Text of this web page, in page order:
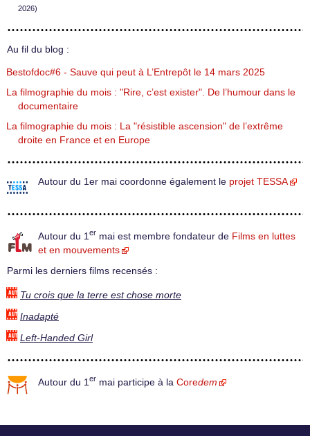
2026)
Au fil du blog :
Bestofdoc#6 - Sauve qui peut à L’Entrepôt le 14 mars 2025
La filmographie du mois : "Rire, c’est exister". De l’humour dans le
documentaire
La filmographie du mois : La "résistible ascension" de l’extrême
droite en France et en Europe
Autour du 1er mai coordonne également le projet TESSA
Autour du 1 er mai est membre fondateur de Films en luttes
et en mouvements
Parmi les derniers films recensés :
Tu crois que la terre est chose morte
Inadapté
Left-Handed Girl
Autour du 1 er mai participe à la Coredem